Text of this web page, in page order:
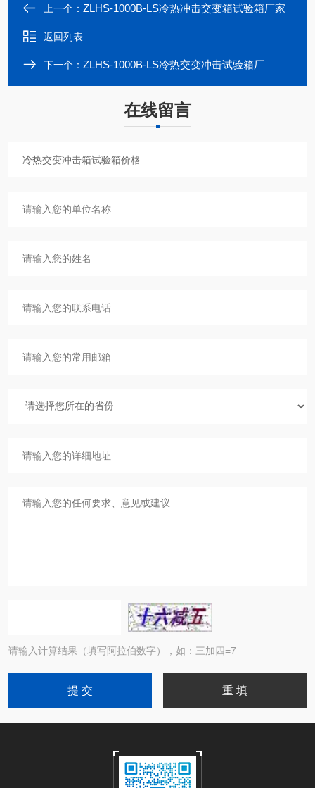
上一个： ZLHS-1000B-LS冷热冲击交变箱试验箱厂家
返回列表
下一个： ZLHS-1000B-LS冷热交变冲击试验箱厂
在线留言
请输入计算结果（填写阿拉伯数字），如：三加四=7